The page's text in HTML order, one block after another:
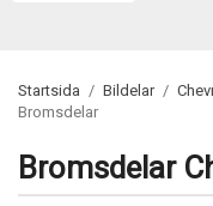
Startsida / Bildelar /
Bromsdelar
Bromsdelar